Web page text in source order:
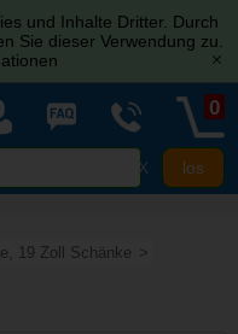
und Inhalte Dritter. Durch
Sie dieser Verwendung zu.
[x]
X
0
19 Zoll Schänke